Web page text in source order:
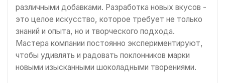
различными добавками. Разработка новых вкусов -
это целое искусство, которое требует не только
знаний и опыта, но и творческого подхода.
Мастера компании постоянно экспериментируют,
чтобы удивлять и радовать поклонников марки
новыми изысканными шоколадными творениями.